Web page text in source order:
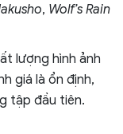
, Wolf’s Rain
lượng hình ảnh
giá là ổn định,
tập đầu tiên.